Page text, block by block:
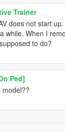
Trainer
does not start
while. When I
to do?
Ped]
model??